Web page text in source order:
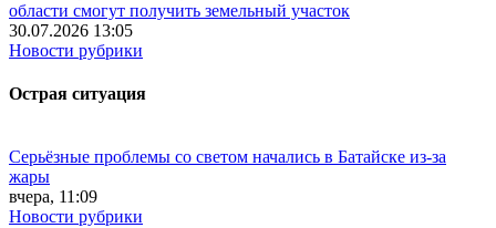
области смогут получить земельный участок
30.07.2026 13:05
Новости рубрики
Острая ситуация
Серьёзные проблемы со светом начались в Батайске из-за
жары
вчера, 11:09
Новости рубрики